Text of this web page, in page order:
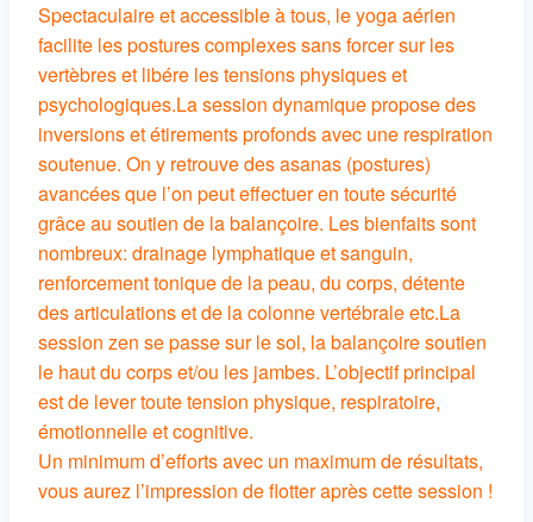
Spectaculaire et accessible à tous, le yoga aérien
facilite les postures complexes sans forcer sur les
vertèbres et libére les tensions physiques et
psychologiques.La session dynamique propose des
inversions et étirements profonds avec une respiration
soutenue. On y retrouve des asanas (postures)
avancées que l’on peut effectuer en toute sécurité
grâce au soutien de la balançoire. Les bienfaits sont
nombreux: drainage lymphatique et sanguin,
renforcement tonique de la peau, du corps, détente
des articulations et de la colonne vertébrale etc.La
session zen se passe sur le sol, la balançoire soutien
le haut du corps et/ou les jambes. L’objectif principal
est de lever toute tension physique, respiratoire,
émotionnelle et cognitive.
Un minimum d’efforts avec un maximum de résultats,
vous aurez l’impression de flotter après cette session !